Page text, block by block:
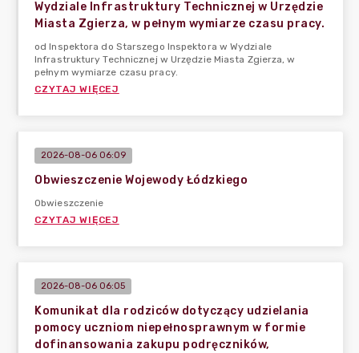
Wydziale Infrastruktury Technicznej w Urzędzie
Miasta Zgierza, w pełnym wymiarze czasu pracy.
od Inspektora do Starszego Inspektora w Wydziale
Infrastruktury Technicznej w Urzędzie Miasta Zgierza, w
pełnym wymiarze czasu pracy.
CZYTAJ WIĘCEJ
2026-08-06 06:09
Obwieszczenie Wojewody Łódzkiego
Obwieszczenie
CZYTAJ WIĘCEJ
2026-08-06 06:05
Komunikat dla rodziców dotyczący udzielania
pomocy uczniom niepełnosprawnym w formie
dofinansowania zakupu podręczników,